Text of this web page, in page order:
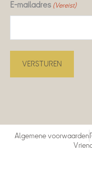
E-mailadres (Vereist)
Algemene voorwaarden